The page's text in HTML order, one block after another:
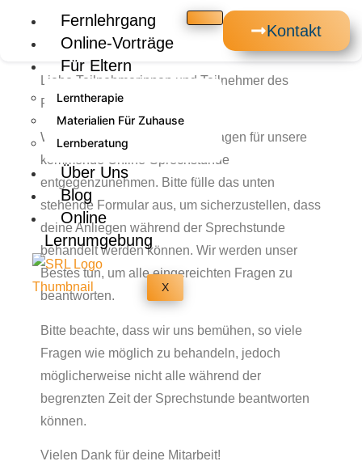
Fernlehrgang
Online-Vorträge
Für Eltern
Lerntherapie
Materialien Für Zuhause
Lernberatung
Über Uns
Blog
Online
Lernumgebung
X
Kontakt
Liebe Teilnehmerinnen und Teilnehmer des
Fernlehrgangs Lerntherapie!
Wir freuen uns darauf, deine Fragen für unsere
kommende Online-Sprechstunde
entgegenzunehmen. Bitte fülle das unten
stehende Formular aus, um sicherzustellen, dass
deine Anliegen während der Sprechstunde
behandelt werden können. Wir werden unser
Bestes tun, um alle eingereichten Fragen zu
beantworten.
Bitte beachte, dass wir uns bemühen, so viele
Fragen wie möglich zu behandeln, jedoch
möglicherweise nicht alle während der
begrenzten Zeit der Sprechstunde beantworten
können.
Vielen Dank für deine Mitarbeit!